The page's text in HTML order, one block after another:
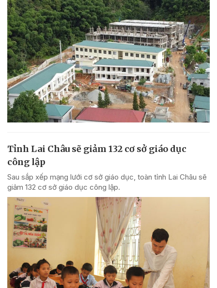
Tỉnh Lai Châu sẽ giảm 132 cơ sở giáo dục
công lập
Sau sắp xếp mạng lưới cơ sở giáo dục, toàn tỉnh Lai Châu sẽ
giảm 132 cơ sở giáo dục công lập.